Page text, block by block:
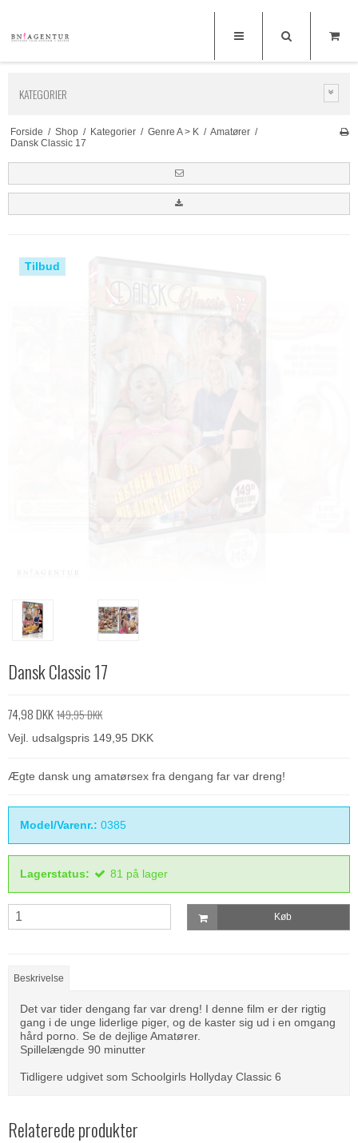
KATEGORIER
Forside / Shop / Kategorier / Genre A > K / Amatører /
Dansk Classic 17
Tilbud
Dansk Classic 17
74,98 DKK149,95 DKK
Vejl. udsalgspris 149,95 DKK
Ægte dansk ung amatørsex fra dengang far var dreng!
Model/Varenr.: 0385
Lagerstatus: 81 på lager
Køb
Beskrivelse
Det var tider dengang far var dreng! I denne film er der rigtig
gang i de unge liderlige piger, og de kaster sig ud i en omgang
hård porno. Se de dejlige Amatører.
Spillelængde 90 minutter
Tidligere udgivet som Schoolgirls Hollyday Classic 6
Relaterede produkter